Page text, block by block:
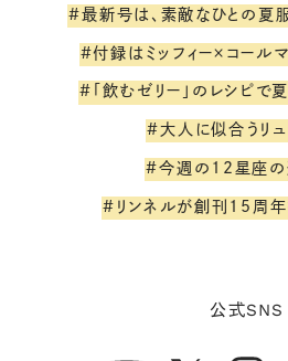
#最新号は、素敵なひとの夏服
#付録はミッフィー×コール
#「飲むゼリー」のレシピで
#大人に似合うリュ
#今週の12星座の
#リンネルが創刊15周年
公式SNS